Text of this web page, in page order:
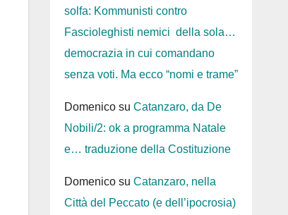
solfa: Kommunisti contro
Fascioleghisti nemici della sola…
democrazia in cui comandano
senza voti. Ma ecco “nomi e trame”
Domenicosu Catanzaro, da De
Nobili/2: ok a programma Natale
e… traduzione della Costituzione
Domenicosu Catanzaro, nella
Città del Peccato (e dell’ipocrosia)